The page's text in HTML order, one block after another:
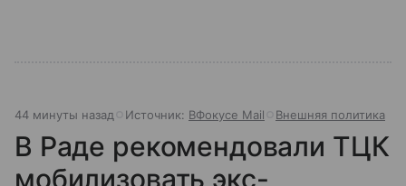
44 минуты назад Источник: ВФокусе Mail Внешняя политика
В Раде рекомендовали ТЦК
мобилизовать экс-